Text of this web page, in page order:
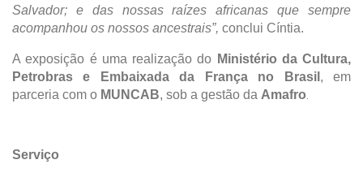
Salvador; e das nossas raízes africanas que sempre
acompanhou os nossos ancestrais”, conclui Cíntia.
A exposição é uma realização do Ministério da Cultura,
Petrobras e Embaixada da França no Brasil , em
parceria com o MUNCAB, sob a gestão da Amafro
Serviço